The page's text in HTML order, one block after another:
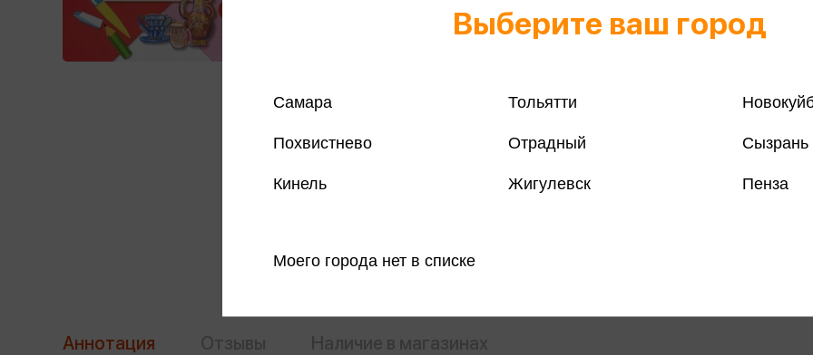
Все книги
Все книги
Аннотация
Выберите ваш город
Самара Тольятти
Похвистнево Отрадный Сызрань
Кинель Жигулевск Пенза
Моего города нет в списке